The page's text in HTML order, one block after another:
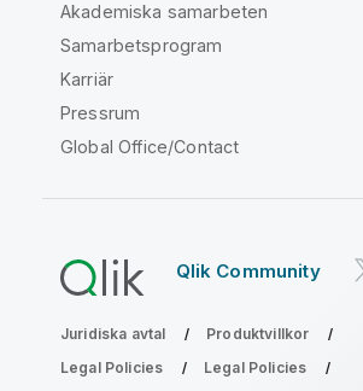
Akademiska samarbeten
Samarbetsprogram
Karriär
Pressrum
Global Office/Contact
Qlik Community
Juridiska avtal
Produktvillkor
Legal Policies
Legal Policies